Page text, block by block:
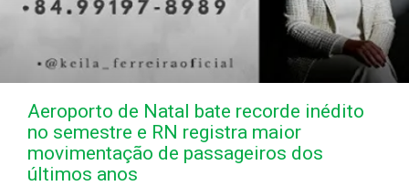
Aeroporto de Natal bate recorde inédito
no semestre e RN registra maior
movimentação de passageiros dos
últimos anos